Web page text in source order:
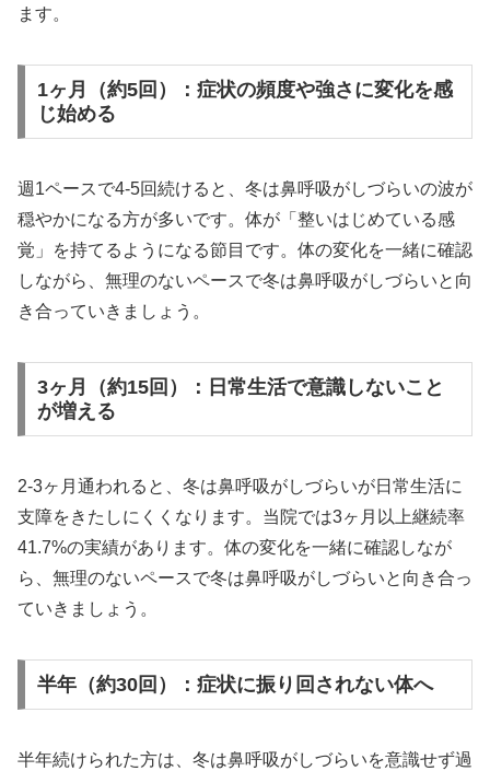
ます。
1ヶ月（約5回）：症状の頻度や強さに変化を感
じ始める
週1ペースで4-5回続けると、冬は鼻呼吸がしづらいの波が
穏やかになる方が多いです。体が「整いはじめている感
覚」を持てるようになる節目です。体の変化を一緒に確認
しながら、無理のないペースで冬は鼻呼吸がしづらいと向
き合っていきましょう。
3ヶ月（約15回）：日常生活で意識しないこと
が増える
2-3ヶ月通われると、冬は鼻呼吸がしづらいが日常生活に
支障をきたしにくくなります。当院では3ヶ月以上継続率
41.7%の実績があります。体の変化を一緒に確認しなが
ら、無理のないペースで冬は鼻呼吸がしづらいと向き合っ
ていきましょう。
半年（約30回）：症状に振り回されない体へ
半年続けられた方は、冬は鼻呼吸がしづらいを意識せず過